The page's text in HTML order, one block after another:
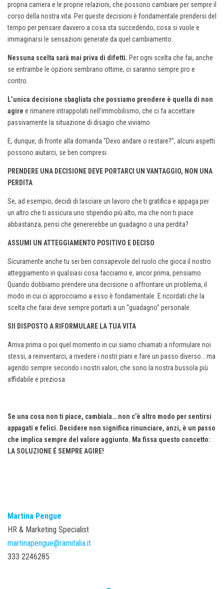
propria carriera e le proprie relazioni, che possono cambiare per sempre il
corso della nostra vita. Per queste decisioni è fondamentale prendersi del
tempo per pensare davvero a cosa sta succedendo, cosa si vuole e
immaginarsi le sensazioni generate da quel cambiamento.
Nessuna scelta sarà mai priva di difetti. Per ogni scelta che fai, anche
se entrambe le opzioni sembrano ottime, ci saranno sempre pro e
contro.
L’unica decisione sbagliata che possiamo prendere è quella di non
agire e rimanere intrappolati nell’immobilismo, che ci fa accettare
passivamente la situazione di disagio che viviamo.
E, dunque, di fronte alla domanda “Devo andare o restare?”, alcuni aspetti
possono aiutarci, se ben compresi.
PRENDERE UNA DECISIONE DEVE PORTARCI UN VANTAGGIO, NON UNA
PERDITA
Se, ad esempio, decidi di lasciare un lavoro che ti gratifica e appaga per
un altro che ti assicura uno stipendio più alto, ma che non ti piace
abbastanza, pensi che genererebbe un guadagno o una perdita?
ASSUMI UN ATTEGGIAMENTO POSITIVO E DECISO
Sicuramente anche tu sei ben consapevole del ruolo che gioca il nostro
atteggiamento in qualsiasi cosa facciamo e, ancor prima, pensiamo.
Quando dobbiamo prendere una decisione o affrontare un problema, il
modo in cui ci approcciamo a esso è fondamentale. E ricordati che la
scelta che farai deve sempre portarti a un “guadagno” personale.
SII DISPOSTO A RIFORMULARE LA TUA VITA
Arriva prima o poi quel momento in cui siamo chiamati a riformulare noi
stessi, a reinventarci, a rivedere i nostri piani e fare un passo diverso… ma
agendo sempre secondo i nostri valori, che sono la nostra bussola più
affidabile e preziosa.
Se una cosa non ti piace, cambiala… non c’è altro modo per sentirsi
appagati e felici. Decidere non significa rinunciare, anzi, è un passo
che implica sempre del valore aggiunto. Ma fissa questo concetto:
LA SOLUZIONE É SEMPRE AGIRE!
Martina Pengue
HR & Marketing Specialist
martinapengue@ramitalia.it
333 2246285